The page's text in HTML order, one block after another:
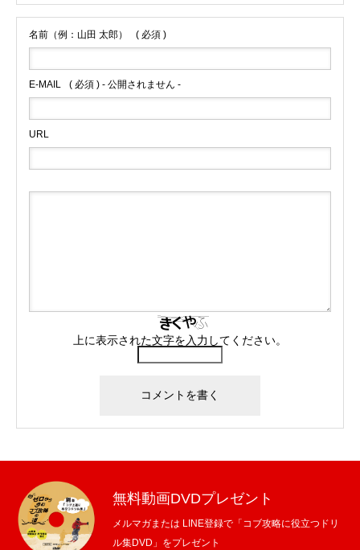
名前（例：山田 太郎） ( 必須 )
E-MAIL ( 必須 ) - 公開されません -
URL
上に表示された文字を入力してください。
無料動画DVDプレゼント
メルマガまたは LINE登録で「コブ攻略に役立つドリ
ル集DVD」をプレゼント